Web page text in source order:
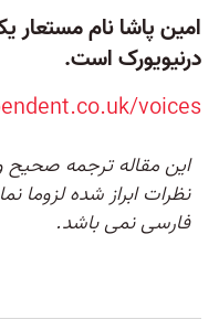
امین پاشا نام مستعار
درنیویورک است.
voices
این مقاله ترجمه صحیح
نظرات ابراز شده لزوما
فارسی نمی باشد.